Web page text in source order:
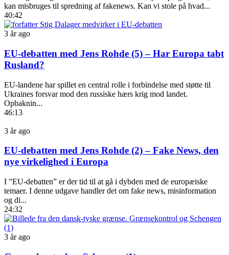
kan misbruges til spredning af fakenews. Kan vi stole på hvad...
40:42
3 år ago
EU-debatten med Jens Rohde (5) – Har Europa tabt
Rusland?
EU-landene har spillet en central rolle i forbindelse med støtte til
Ukraines forsvar mod den russiske hærs krig mod landet.
Opbaknin...
46:13
3 år ago
EU-debatten med Jens Rohde (2) – Fake News, den
nye virkelighed i Europa
I ”EU-debatten” er der tid til at gå i dybden med de europæiske
temaer. I denne udgave handler det om fake news, misinformation
og di...
24:32
3 år ago